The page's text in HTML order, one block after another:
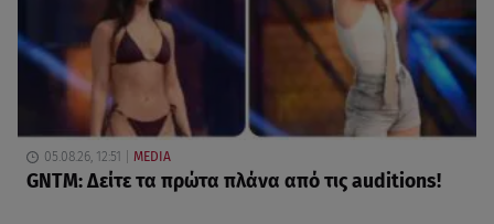
05.08.26, 12:51 MEDIA
GNTM: Δείτε τα πρώτα πλάνα από τις auditions!